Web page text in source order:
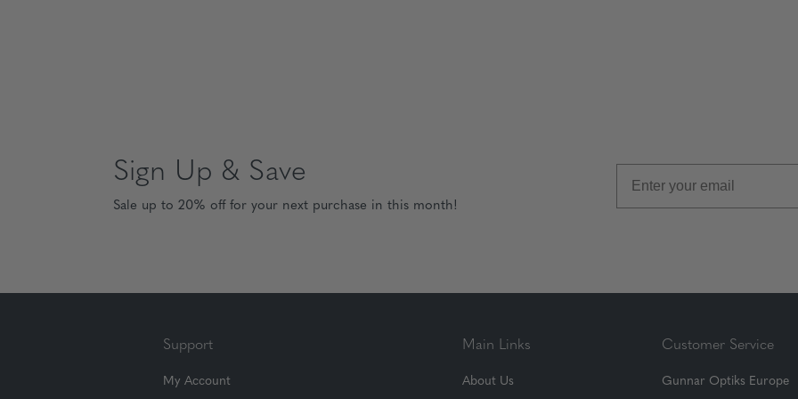
Sign Up & Save
Sale up to 20% off for your next purchase in this month!
Support
My Account
Main Links
About Us
Customer Service
Gunnar Optiks Europe